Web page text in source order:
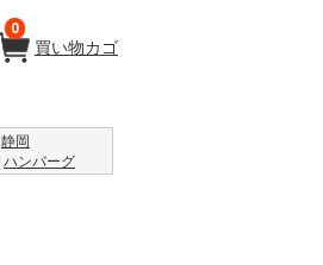
買い物カゴ
0
静岡
ハンバーグ